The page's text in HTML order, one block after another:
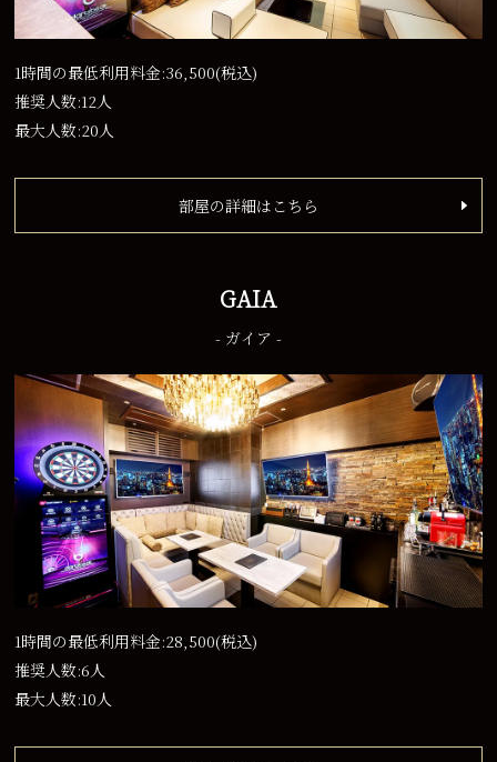
1時間の最低利用料金:36,500(税込)
推奨人数:12人
最大人数:20人
部屋の詳細はこちら
GAIA
- ガイア -
1時間の最低利用料金:28,500(税込)
推奨人数:6人
最大人数:10人